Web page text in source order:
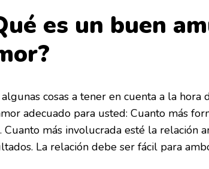
es un buen
cosas a tener en cuenta a la
adecuado para usted: Cuanto más
Cuanto más involucrada esté la relación
La relación debe ser fácil para